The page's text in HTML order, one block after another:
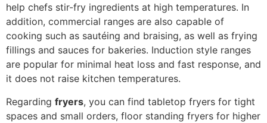
help chefs stir-fry ingredients at high temperatures. In
addition, commercial ranges are also capable of
cooking such as sautéing and braising, as well as frying
fillings and sauces for bakeries. Induction style ranges
are popular for minimal heat loss and fast response, and
it does not raise kitchen temperatures.
Regarding fryers, you can find tabletop fryers for tight
spaces and small orders, floor standing fryers for higher